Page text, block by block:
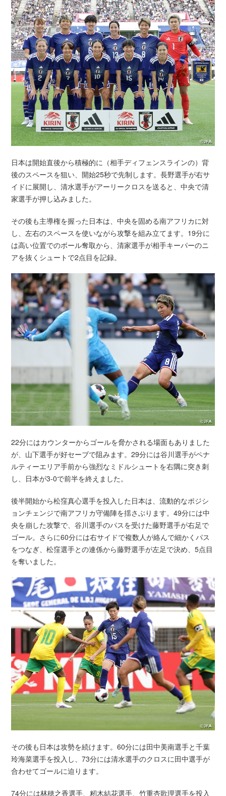
日本は開始直後から積極的に（相手ディフェンスラインの）背
後のスペースを狙い、開始25秒で先制します。長野選手が右サ
イドに展開し、清水選手がアーリークロスを送ると、中央で清
家選手が押し込みました。
その後も主導権を握った日本は、中央を固める南アフリカに対
し、左右のスペースを使いながら攻撃を組み立てます。19分に
は高い位置でのボール奪取から、清家選手が相手キーパーのニ
アを抜くシュートで2点目を記録。
22分にはカウンターからゴールを脅かされる場面もありました
が、山下選手が好セーブで阻みます。29分には谷川選手がペナ
ルティーエリア手前から強烈なミドルシュートを右隅に突き刺
し、日本が3-0で前半を終えました。
後半開始から松窪真心選手を投入した日本は、流動的なポジシ
ョンチェンジで南アフリカ守備陣を揺さぶります。49分には中
央を崩した攻撃で、谷川選手のパスを受けた藤野選手が右足で
ゴール。さらに60分には右サイドで複数人が絡んで細かくパス
をつなぎ、松窪選手との連係から藤野選手が左足で決め、5点目
を奪いました。
その後も日本は攻勢を続けます。60分には田中美南選手と千葉
玲海菜選手を投入し、73分には清水選手のクロスに田中選手が
合わせてゴールに迫ります。
74分には林穂之香選手、籾木結花選手、竹重杏歌理選手を投入